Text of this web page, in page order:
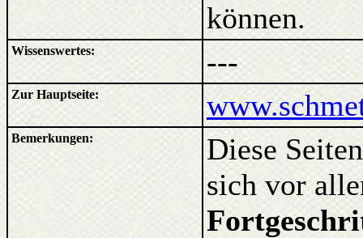
können.
Wissenswertes: ---
Zur Hauptseite:
Bemerkungen:
Diese
sich vor